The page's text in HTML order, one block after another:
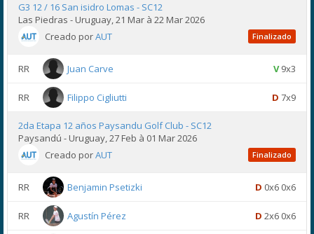
G3 12 / 16 San isidro Lomas - SC12
Las Piedras - Uruguay, 21 Mar à 22 Mar 2026
Creado porAUT Finalizado
RR Juan Carve V9x3
RR Filippo Cigliutti D 7x9
2da Etapa 12 años Paysandu Golf Club - SC12
Paysandú - Uruguay, 27 Feb à 01 Mar 2026
Creado porAUT Finalizado
RR Benjamin Psetizki D 0x6 0x6
RR Agustín Pérez D 2x6 0x6